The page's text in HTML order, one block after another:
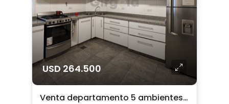
USD 264.500
Venta departamento 5 ambientes c/ cochera en Caballito